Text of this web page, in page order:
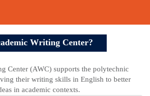
Writing Center?
Center (AWC) supports the polytechnic
their writing skills in English to better
in academic contexts.